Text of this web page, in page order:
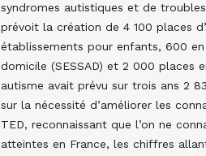
syndromes autistiques et de
prévoit la création de 4 100 places
établissements pour enfants, 600
domicile (SESSAD) et 2 000 places
autisme avait prévu sur trois ans 2
sur la nécessité d’améliorer les
TED, reconnaissant que l’on ne
atteintes en France, les chiffres